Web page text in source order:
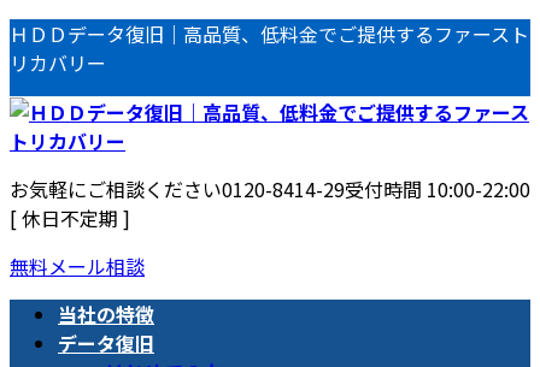
コ
ン
テ
ン
ツ
へ
ス
キ
ッ
プ
ナ
ビ
ゲ
ー
シ
ョ
ン
に
移
動
ＨＤＤデータ復旧｜高品質、低料金でご提供するファースト
リカバリー
お気軽にご相談ください0120-8414-29受付時間 10:00-22:00
[ 休日不定期 ]
無料メール相談
当社の特徴
データ復旧